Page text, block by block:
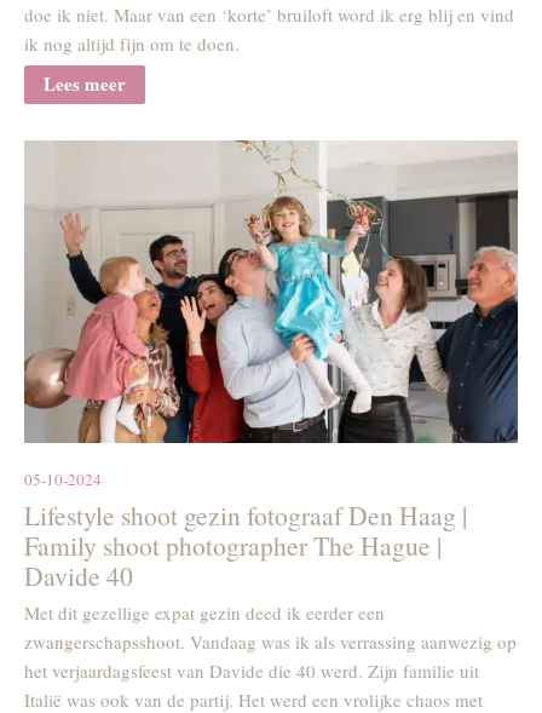
doe ik niet. Maar van een ‘korte’ bruiloft word ik erg blij en vind
ik nog altijd fijn om te doen.
Lees meer
05-10-2024
Lifestyle shoot gezin fotograaf Den Haag |
Family shoot photographer The Hague |
Davide 40
Met dit gezellige expat gezin deed ik eerder een
zwangerschapsshoot. Vandaag was ik als verrassing aanwezig op
het verjaardagsfeest van Davide die 40 werd. Zijn familie uit
Italië was ook van de partij. Het werd een vrolijke chaos met